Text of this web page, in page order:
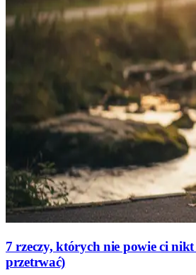
7 rzeczy, których nie powie ci
przetrwać)